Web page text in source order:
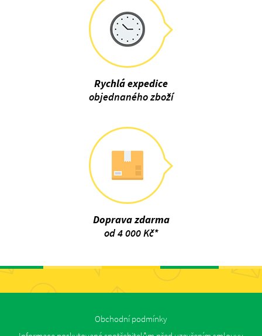
Rychlá expedice
objednaného zboží
Doprava zdarma
od 4 000 Kč*
Obchodní podmínky